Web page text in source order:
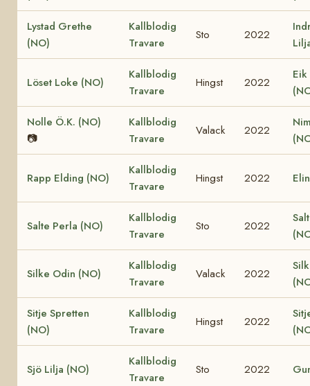
Lystad Grethe
(NO)
Kallblodig
Travare
Sto 2022
Löset Loke (NO)
Kallblodig
Travare
Hingst 2022
Nolle Ö.K. (NO)
📷
Kallblodig
Travare
Valack 2022
Rapp Elding (NO)
Kallblodig
Travare
Hingst 2022
Salte Perla (NO)
Kallblodig
Travare
Sto 2022
Silke Odin (NO)
Kallblodig
Travare
Valack 2022
Sitje Spretten
(NO)
Kallblodig
Travare
Hingst 2022
Sjö Lilja (NO)
Kallblodig
Travare
Sto 2022